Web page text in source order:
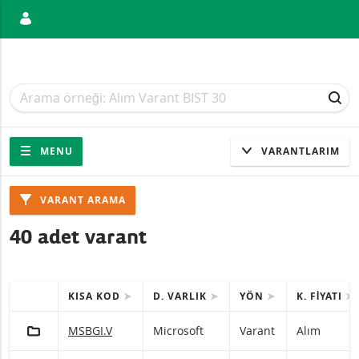
Arama
Arama
Gezinti
Sitede gezinti
MENU VARANTLARIM
Ürünler
VARANT ARAMA
40 adet varant
(Seçilen) ürünleri içeren tablo.
HIZLI IŞLEMLER
KISA KOD D. VARLIK YÖN K. FIYATI
PORTFÖY'E EKLEMicrosoft Varant Alım Zararı durdurma seviyesiyle
MSBGI.V Microsoft Varant Alım